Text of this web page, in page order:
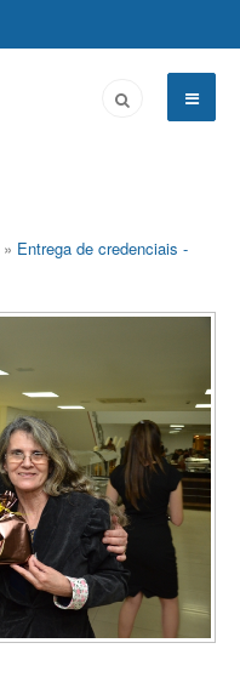
» Entrega de credenciais -